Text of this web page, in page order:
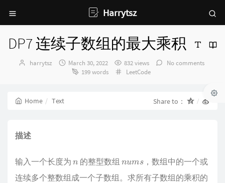
Harrytsz
DP7 连续子数组的最大乘积
Author：
harrytsz
发
布
March 30, 2022 832 views
No comments
199 words
Categories：
LeetCode
Home Text Share to：
描述
输入一个长度为 的整型数组
，数组中的一个或
连续多个整数组成一个子数组。求所有子数组的乘积的